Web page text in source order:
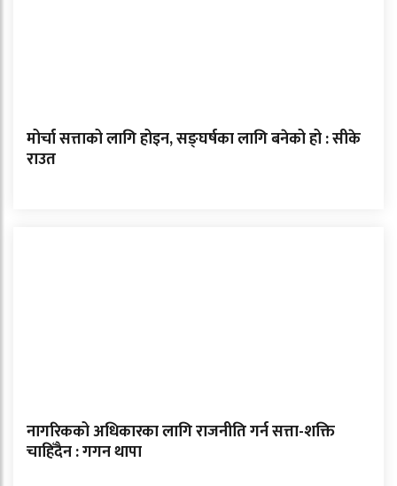
मोर्चा सत्ताको लागि होइन, सङ्घर्षका लागि बनेको हो : सीके
राउत
नागरिकको अधिकारका लागि राजनीति गर्न सत्ता-शक्ति
चाहिँदैन : गगन थापा